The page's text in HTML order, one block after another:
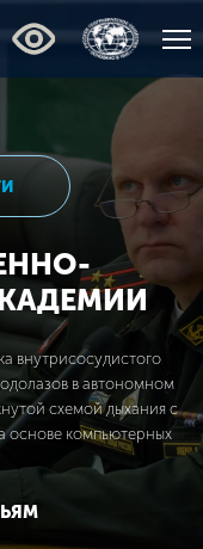
внутрисосудистого
в автономном
схемой дыхания с
основе компьютерных